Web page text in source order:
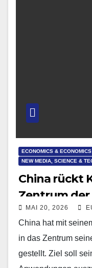
ECONOMICS &
NEW MEDIA, SCIENCE &
China rückt
Zentrum
MAI 20, 2026
China hat mit
in das Zentrum
gestellt. Ziel soll